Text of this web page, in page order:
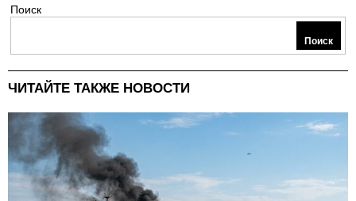
Поиск
Поиск
ЧИТАЙТЕ ТАКЖЕ НОВОСТИ